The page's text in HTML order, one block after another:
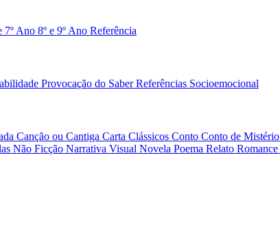
7º Ano 8º e 9º Ano Referência
Provocação do SaberReferências Socioemocional
Canção ou Cantiga Carta Clássicos Conto Conto de Mistério
Não Ficção Narrativa Visual Novela Poema Relato Romance